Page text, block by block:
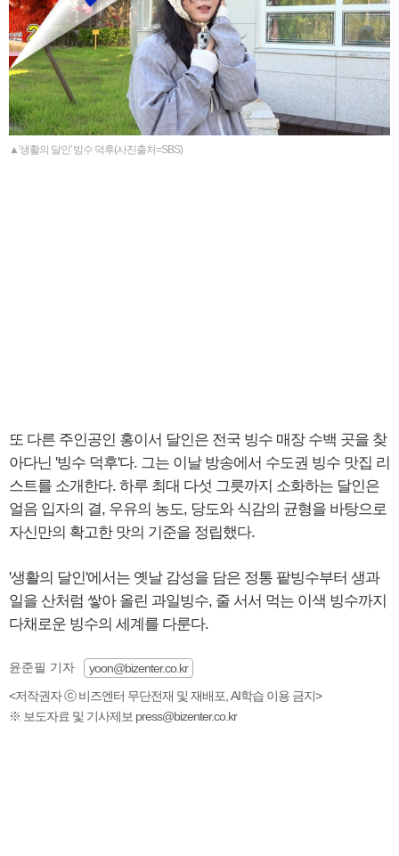
▲'생활의 달인' 빙수 덕후(사진출처=SBS)
또 다른 주인공인 홍이서 달인은 전국 빙수 매장 수백 곳을 찾
아다닌 '빙수 덕후'다. 그는 이날 방송에서 수도권 빙수 맛집 리
스트를 소개한다. 하루 최대 다섯 그릇까지 소화하는 달인은
얼음 입자의 결, 우유의 농도, 당도와 식감의 균형을 바탕으로
자신만의 확고한 맛의 기준을 정립했다.
'생활의 달인'에서는 옛날 감성을 담은 정통 팥빙수부터 생과
일을 산처럼 쌓아 올린 과일빙수, 줄 서서 먹는 이색 빙수까지
다채로운 빙수의 세계를 다룬다.
윤준필 기자
yoon@bizenter.co.kr
<저작권자 ⓒ 비즈엔터 무단전재 및 재배포, AI학습 이용 금지>
※ 보도자료 및 기사제보 press@bizenter.co.kr